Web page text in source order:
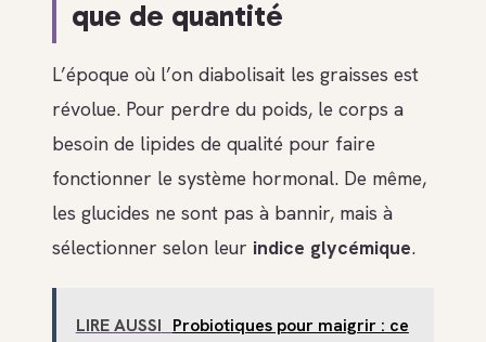
que de quantité
L’époque où l’on diabolisait les graisses est
révolue. Pour perdre du poids, le corps a
besoin de lipides de qualité pour faire
fonctionner le système hormonal. De même,
les glucides ne sont pas à bannir, mais à
sélectionner selon leur indice glycémique.
LIRE AUSSI Probiotiques pour maigrir : ce